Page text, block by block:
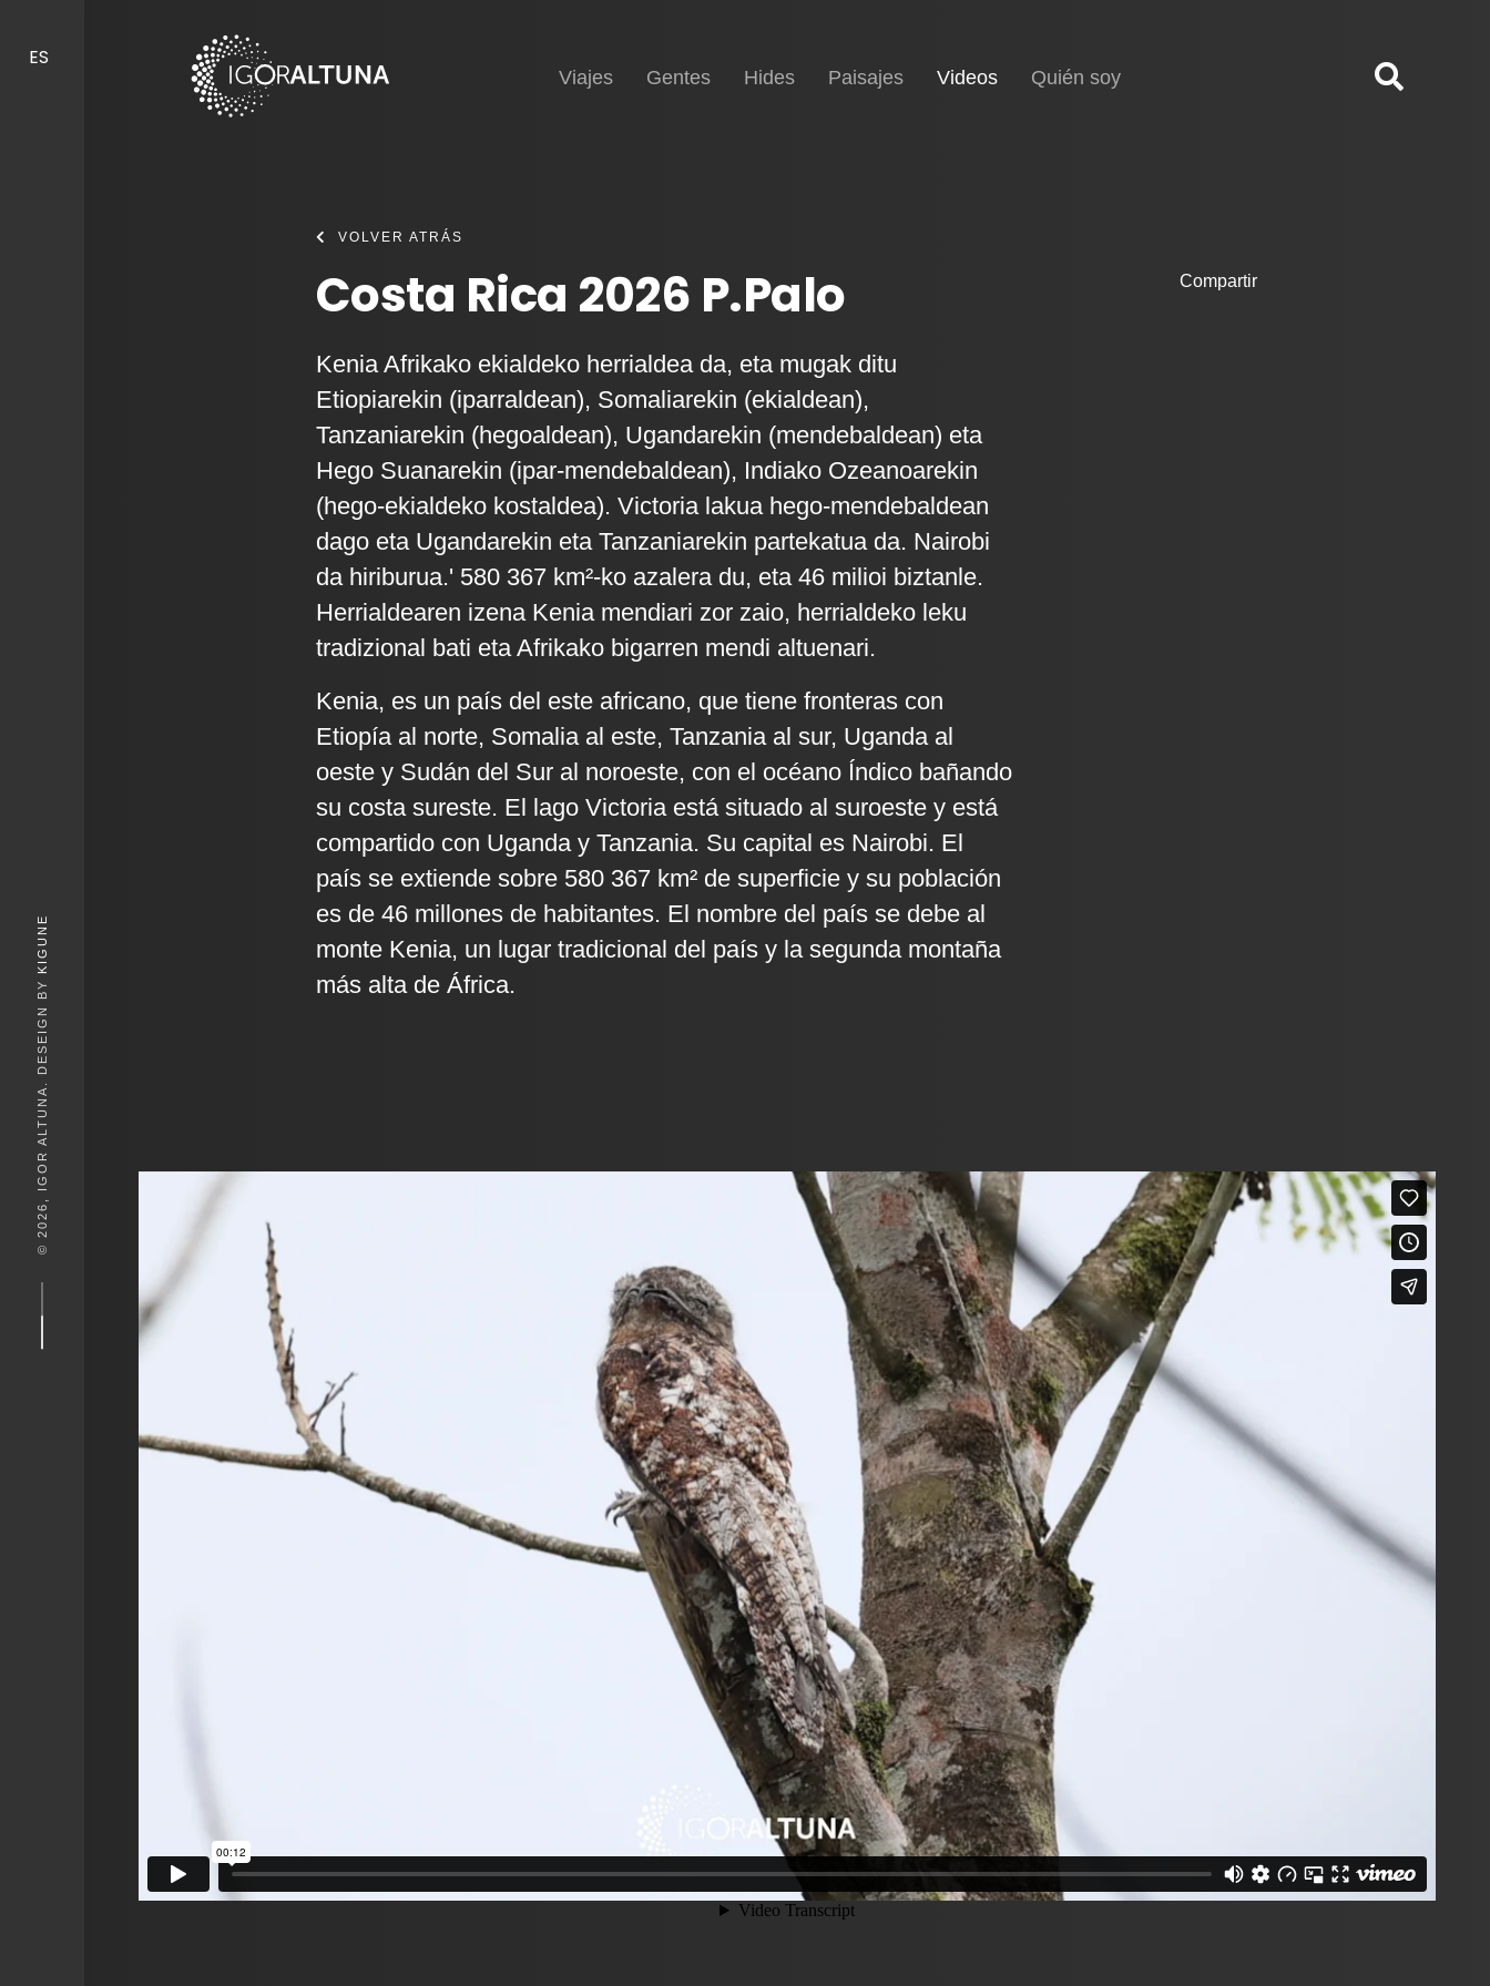
ES
© 2026, IGOR ALTUNA. DESEIGN BY
KIGUNE
Inicio
Viajes Gentes Hides Paisajes Videos(current)Quién soy
VOLVER ATRÁS
Costa Rica 2026 P.Palo
Kenia Afrikako ekialdeko herrialdea da, eta mugak ditu
Etiopiarekin (iparraldean), Somaliarekin (ekialdean),
Tanzaniarekin (hegoaldean), Ugandarekin (mendebaldean) eta
Hego Suanarekin (ipar-mendebaldean), Indiako Ozeanoarekin
(hego-ekialdeko kostaldea). Victoria lakua hego-mendebaldean
dago eta Ugandarekin eta Tanzaniarekin partekatua da. Nairobi
da hiriburua.' 580 367 km²-ko azalera du, eta 46 milioi biztanle.
Herrialdearen izena Kenia mendiari zor zaio, herrialdeko leku
tradizional bati eta Afrikako bigarren mendi altuenari.
Kenia, es un país del este africano, que tiene fronteras con
Etiopía al norte, Somalia al este, Tanzania al sur, Uganda al
oeste y Sudán del Sur al noroeste, con el océano Índico bañando
su costa sureste. El lago Victoria está situado al suroeste y está
compartido con Uganda y Tanzania. Su capital es Nairobi. El
país se extiende sobre 580 367 km² de superficie y su población
es de 46 millones de habitantes. El nombre del país se debe al
monte Kenia, un lugar tradicional del país y la segunda montaña
más alta de África.
Compartir